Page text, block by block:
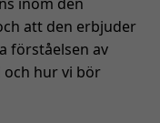
att den erbjuder
förståelsen av
hur vi bör